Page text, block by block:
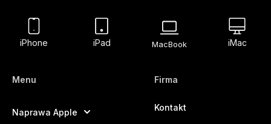
iPhone iPad MacBook iMac
Menu
Naprawa Apple
Firma
Kontakt